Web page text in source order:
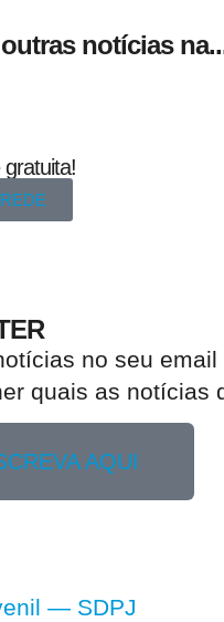
notícias
no seu email​
quais as notícias
AQUI
— SDPJ